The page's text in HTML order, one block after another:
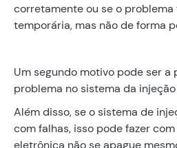
corretamente ou se o
temporária, mas não de forma
Um segundo motivo pode ser a
problema no sistema da
Além disso, se o sistema de
com falhas, isso pode fazer
eletrônica não se apague